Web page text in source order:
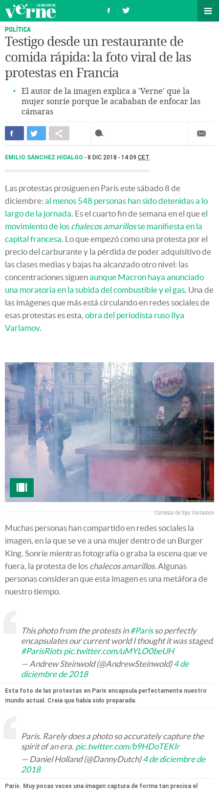
POLÍTICA
Testigo desde un restaurante de
comida rápida: la foto viral de las
protestas en Francia
El autor de la imagen explica a 'Verne' que la
mujer sonríe porque le acababan de enfocar las
cámaras
EMILIO SÁNCHEZ HIDALGO 8 DIC 2018 - 14:09 CET
Las protestas prosiguen en París este sábado 8 de
diciembre: al menos 548 personas han sido detenidas a lo
largo de la jornada. Es el cuarto fin de semana en el que el
movimiento de los chalecos amarillosse manifiesta en la
capital francesa. Lo que empezó como una protesta por el
precio del carburante y la pérdida de poder adquisitivo de
las clases medias y bajas ha alcanzado otro nivel: las
concentraciones siguenaunque Macron haya anunciado
una moratoria en la subida del combustible y el gas. Una de
las imágenes que más está circulando en redes sociales de
esas protestas es esta, obra del periodista ruso Ilya
Varlamov.
Cortesía de Ilya Varlamov
Muchas personas han compartido en redes sociales la
imagen, en la que se ve a una mujer dentro de un Burger
King. Sonríe mientras fotografía o graba la escena que ve
fuera, la protesta de los chalecos amarillos. Algunas
personas consideran que esta imagen es una metáfora de
nuestro tiempo.
This photo from the protests in#Parisso perfectly
encapsulates our current world I thought it was staged.
#ParisRiots pic.twitter.com/uMYLO0beUH
— Andrew Steinwold (@AndrewSteinwold)4 de
diciembre de 2018
Esta foto de las protestas en París encapsula perfectamente nuestro
mundo actual. Creía que había sido preparada.
Paris. Rarely does a photo so accurately capture the
spirit of an era. pic.twitter.com/b9HDoTEKlr
— Daniel Holland (@DannyDutch)4 de diciembre de
2018
París. Muy pocas veces una imagen captura de forma tan precisa el